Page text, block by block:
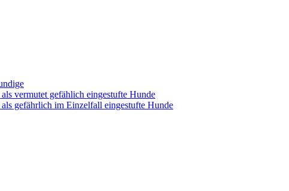
vermutet gefählich eingestufte Hunde
gefährlich im Einzelfall eingestufte Hunde